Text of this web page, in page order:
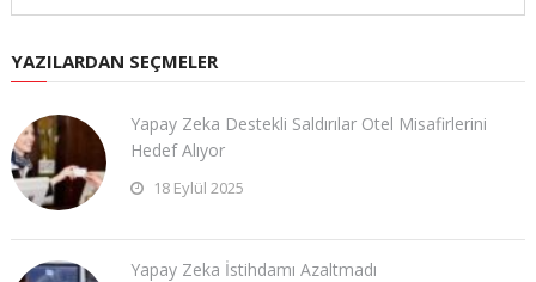
YAZILARDAN SEÇMELER
Yapay Zeka Destekli Saldırılar Otel Misafirlerini
Hedef Alıyor
18 Eylül 2025
Yapay Zeka İstihdamı Azaltmadı